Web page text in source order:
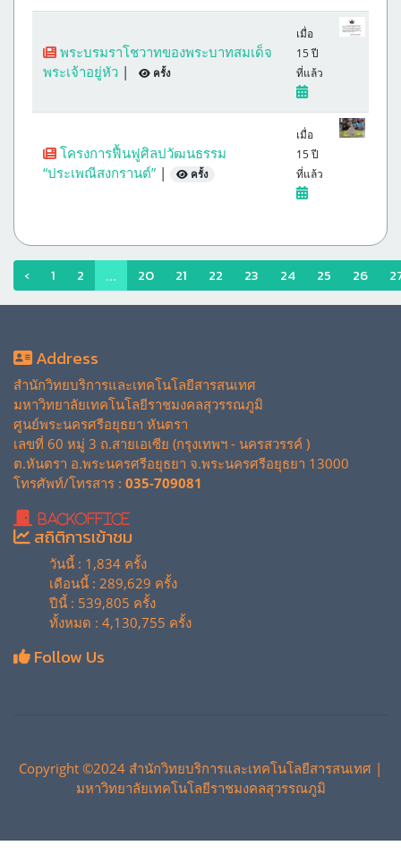
พระบรมราโชวาทของพระบาทสมเด็จ
พระเจ้าอยู่หัว | ครั้ง
เมื่อ
15 ปี
ที่แล้ว
โครงการฟื้นฟูศิลปวัฒนธรรม
“ประเพณีสงกรานต์” | ครั้ง
เมื่อ
15 ปี
ที่แล้ว
‹ 1 2 ... 20 21 22 23 24 25 26
Address
สำนักวิทยบริการและเทคโนโลยีสารสนเทศ
มหาวิทยาลัยเทคโนโลยีราชมงคลสุวรรณภูมิ
ศูนย์พระนครศรีอยุธยา หันตรา
เลขที่ 60 หมู่ 3 ถ.สายเอเซีย (กรุงเทพฯ - นครสวรรค์ )
ต.หันตรา อ.พระนครศรีอยุธยา จ.พระนครศรีอยุธยา 13000
โทรศัพท์/โทรสาร : 035-709081
BackOffice
สถิติการเข้าชม
วันนี้ : 1,834 ครั้ง
เดือนนี้ : 289,629 ครั้ง
ปีนี้ : 539,805 ครั้ง
ทั้งหมด : 4,130,755 ครั้ง
Follow Us
Copyright ©2024 สำนักวิทยบริการและเทคโนโลยีสารสนเทศ |
มหาวิทยาลัยเทคโนโลยีราชมงคลสุวรรณภูมิ